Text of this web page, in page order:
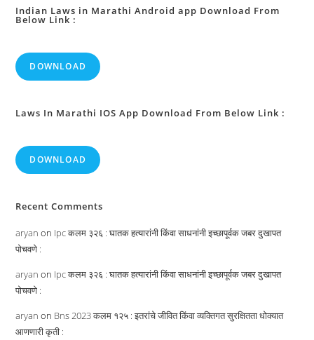
Indian Laws in Marathi Android app Download From
Below Link :
DOWNLOAD
Laws In Marathi IOS App Download From Below Link :
DOWNLOAD
Recent Comments
aryan on Ipc कलम ३२६ : घातक हत्यारांनी किंवा साधनांनी इच्छापूर्वक जबर दुखापत
पोचवणे :
aryan on Ipc कलम ३२६ : घातक हत्यारांनी किंवा साधनांनी इच्छापूर्वक जबर दुखापत
पोचवणे :
aryan on Bns 2023 कलम १२५ : इतरांचे जीवित किंवा व्यक्तिगत सुरक्षितता धोक्यात
आणणारी कृती :